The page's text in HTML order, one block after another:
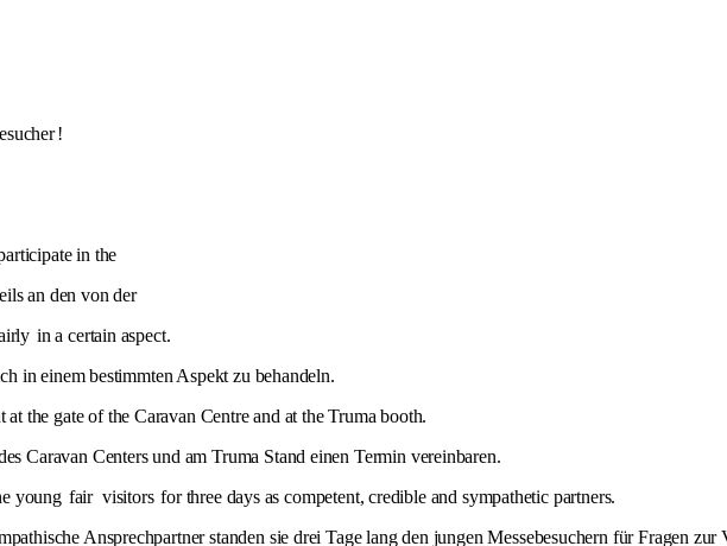
!
in the
an den von der
in a certain aspect.
in einem bestimmten Aspekt zu behandeln.
at the gate of the Caravan Centre and at the Truma booth.
Caravan Centers und am Truma Stand einen Termin vereinbaren.
young fair visitors for three days as competent, credible and sympathetic partners.
Ansprechpartner standen sie drei Tage lang den jungen Messebesuchern für Fragen zur